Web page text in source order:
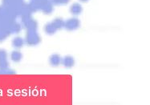
sesión